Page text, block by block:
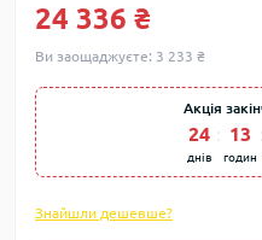
24 336 ₴
Ви заощаджуєте: 3 233 ₴
Акція
24
днів
13
годин
Знайшли дешевше?